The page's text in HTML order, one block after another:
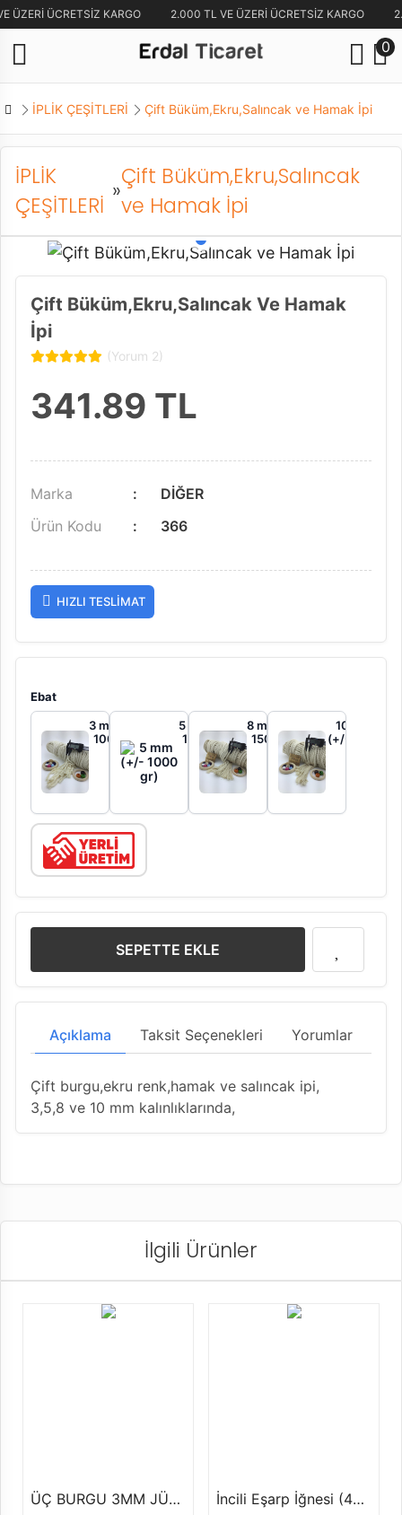
ÜZERİ ÜCRETSİZ KARGO 2.000 TL VE ÜZERİ ÜCRETSİZ KARGO
0
İPLİK ÇEŞİTLERİ Çift Büküm,Ekru,Salıncak ve Hamak İpi
İPLİK
ÇEŞİTLERİ
»
Çift Büküm,Ekru,Salıncak
ve Hamak İpi
Çift Büküm,Ekru,Salıncak Ve Hamak
İpi
(Yorum 2)
341.89 TL
Marka
DİĞER
Ürün Kodu
366
HIZLI TESLIMAT
Ebat
3 mm (+/-
1000 gr)
5 mm (+/-
1000 gr)
8 mm (+/-
1500 gr)
10 mm
(+/- 1500
SEPETTE EKLE
Açıklama Taksit Seçenekleri Yorumlar
Çift burgu,ekru renk,hamak ve salıncak ipi,
3,5,8 ve 10 mm kalınlıklarında,
İlgili Ürünler
ÜÇ BURGU 3MM JÜT İP (500 GR) İncili Eşarp İğnesi (40 Adet)